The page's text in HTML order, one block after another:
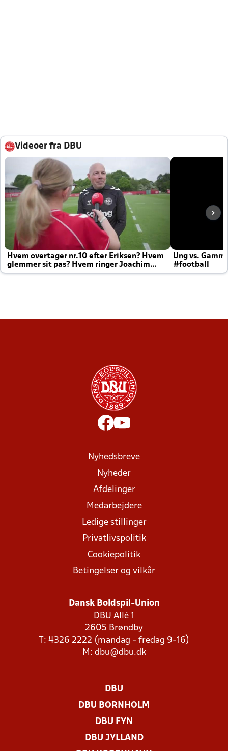
Videoer fra DBU
Hvem overtager nr.10 efter Eriksen? Hvem
glemmer sit pas? Hvem ringer Joachim
altid til efter kampe?
Ung vs.
#football
Nyhedsbreve
Nyheder
Afdelinger
Medarbejdere
Ledige stillinger
Privatlivspolitik
Cookiepolitik
Betingelser og vilkår
Dansk Boldspil-Union
DBU Allé 1
2605 Brøndby
T: 4326 2222 (mandag - fredag 9-16)
M: dbu@dbu.dk
DBU
DBU BORNHOLM
DBU FYN
DBU JYLLAND